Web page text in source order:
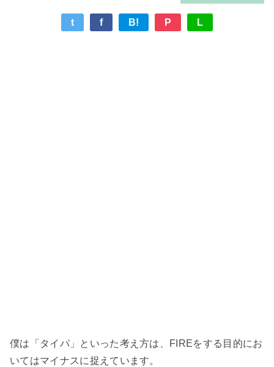
t f B! P L
僕は「タイパ」といった考え方は、FIREをする目的にお
いてはマイナスに捉えています。